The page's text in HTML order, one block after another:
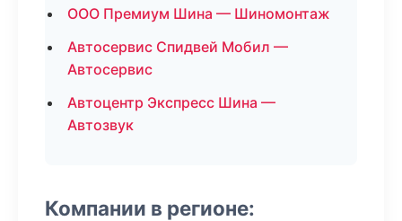
ООО Премиум Шина — Шиномонтаж
Автосервис Спидвей Мобил —
Автосервис
Автоцентр Экспресс Шина —
Автозвук
Компании в регионе: